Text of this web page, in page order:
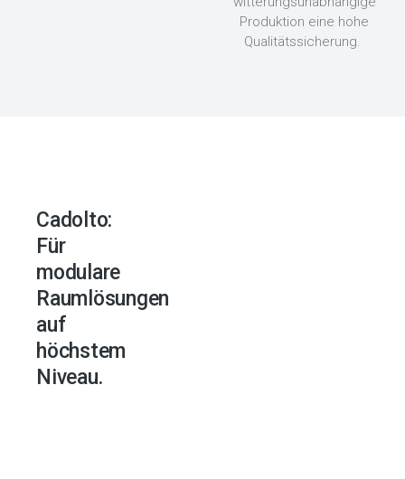
Produktion eine hohe
Qualitätssicherung.
Cadolto:
Für
modulare
Raumlösungen
auf
höchstem
Niveau.